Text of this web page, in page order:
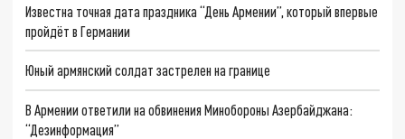
Известна точная дата праздника “День Армении”, который впервые
пройдёт в Германии
Юный армянский солдат застрелен на границе
В Армении ответили на обвинения Минобороны Азербайджана:
“Дезинформация”